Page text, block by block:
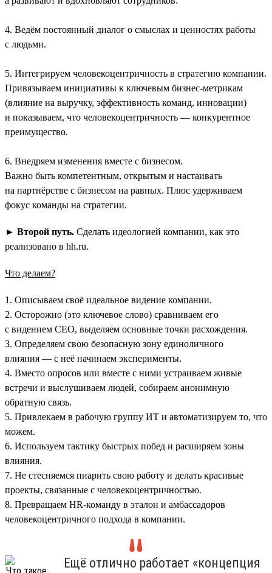
4. Ведём постоянный диалог о смыслах и ценностях работы
с людьми.
5. Интегрируем человекоцентричность в стратегию компании.
Привязываем инициативы к ключевым бизнес-метрикам
(влияние на выручку, эффективность команд, инновации)
и показываем, что человекоцентричность — конкурентное
преимущество.
6. Внедряем изменения вместе с бизнесом.
Важно быть компетентным, открытым и настаивать
на партнёрстве с бизнесом на равных. Плюс удерживаем
фокус команды на стратегии.
► Второй путь. Сделать идеологией компании, как это
реализовано в hh.ru.
Что делаем?
1. Описываем своё идеальное видение компании.
2. Осторожно (это ключевое слово) сравниваем его
с видением СЕО, выделяем основные точки расхождения.
3. Определяем свою безопасную зону единоличного
влияния — с неё начинаем эксперименты.
4. Вместо опросов или вместе с ними устраиваем живые
встречи и выслушиваем людей, собираем анонимную
обратную связь.
5. Привлекаем в рабочую группу ИТ и автоматизируем то, что
можем.
6. Используем тактику быстрых побед и расширяем зоны
влияния.
7. Не стесняемся пиарить свою работу и делать красивые
проекты, связанные с человекоцентричностью.
8. Превращаем HR-команду в эталон и амбассадоров
человекоцентричного подхода в компании.
Ещё отлично работает «концепция